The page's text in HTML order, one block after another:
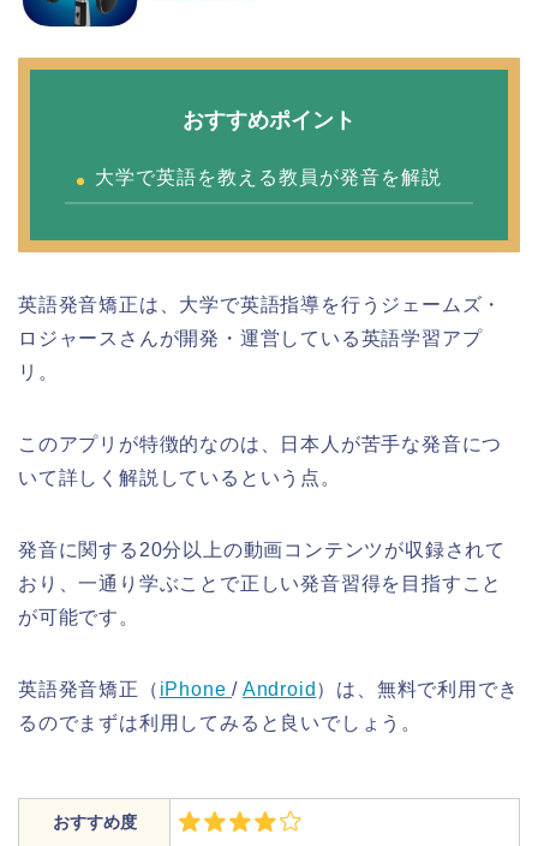
おすすめポイント
大学で英語を教える教員が発音を解説
英語発音矯正は、大学で英語指導を行うジェームズ・
ロジャースさんが開発・運営している英語学習アプ
リ。
このアプリが特徴的なのは、日本人が苦手な発音につ
いて詳しく解説しているという点。
発音に関する20分以上の動画コンテンツが収録されて
おり、一通り学ぶことで正しい発音習得を目指すこと
が可能です。
英語発音矯正（ iPhone/ Android ）は、無料で利用でき
るのでまずは利用してみると良いでしょう。
おすすめ度